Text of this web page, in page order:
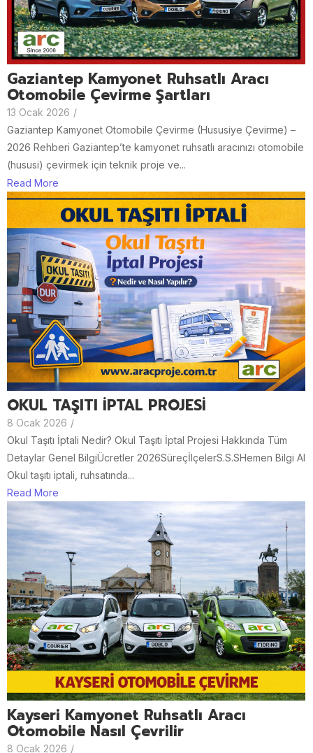
Gaziantep Kamyonet Ruhsatlı Aracı
Otomobile Çevirme Şartları
13 Ocak 2026 /
Gaziantep Kamyonet Otomobile Çevirme (Hususiye Çevirme) –
2026 Rehberi Gaziantep’te kamyonet ruhsatlı aracınızı otomobile
(hususi) çevirmek için teknik proje ve...
Read More
OKUL TAŞITI İPTAL PROJESİ
8 Ocak 2026 /
Okul Taşıtı İptali Nedir? Okul Taşıtı İptal Projesi Hakkında Tüm
Detaylar Genel BilgiÜcretler 2026SüreçİlçelerS.S.SHemen Bilgi Al
Okul taşıtı iptali, ruhsatında...
Read More
Kayseri Kamyonet Ruhsatlı Aracı
Otomobile Nasıl Çevrilir
8 Ocak 2026 /